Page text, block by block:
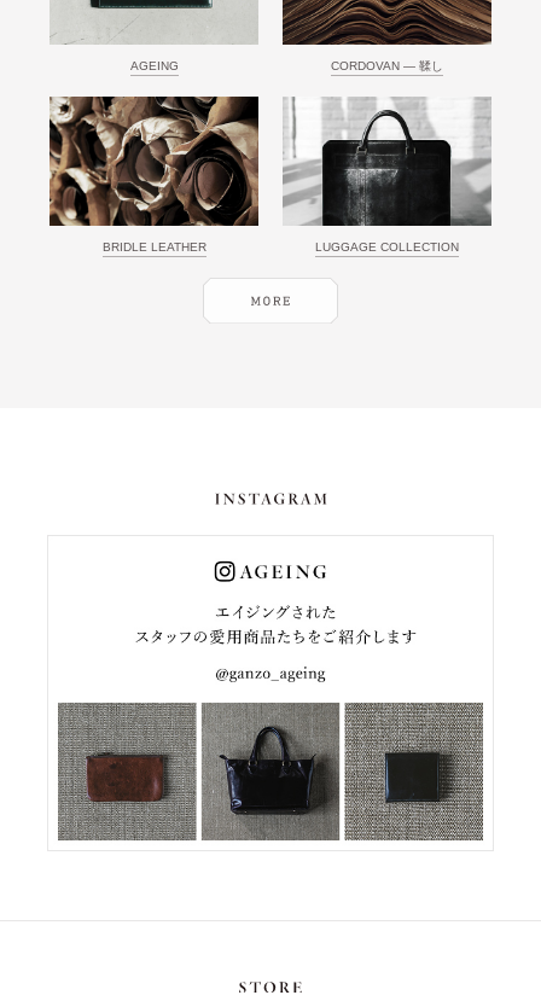
AGEING CORDOVAN ― 鞣し
BRIDLE LEATHER LUGGAGE COLLECTION